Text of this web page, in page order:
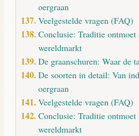
oergraan
Veelgestelde vragen (FAQ)
Conclusie: Traditie ontmoet
wereldmarkt
De graanschuren: Waar de
De soorten in detail: Van
oergraan
Veelgestelde vragen (FAQ)
Conclusie: Traditie ontmoet
wereldmarkt